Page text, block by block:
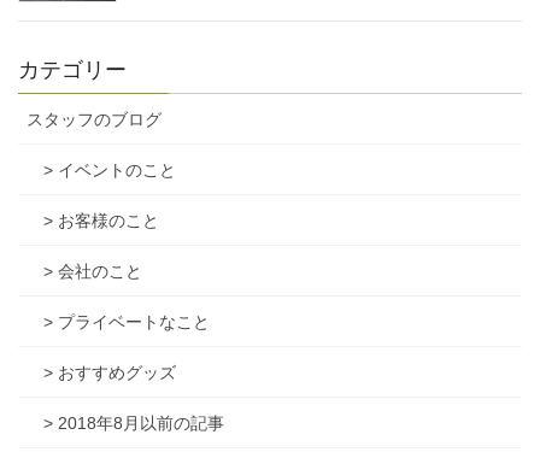
カテゴリー
スタッフのブログ
> イベントのこと
> お客様のこと
> 会社のこと
> プライベートなこと
> おすすめグッズ
> 2018年8月以前の記事